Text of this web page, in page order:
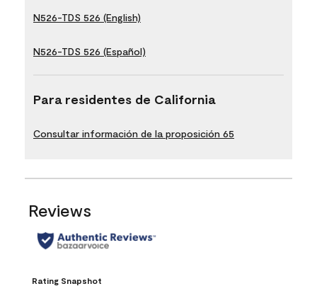
N526-TDS 526 (English)
N526-TDS 526 (Español)
Para residentes de California
Consultar información de la proposición 65
Reviews
Rating Snapshot